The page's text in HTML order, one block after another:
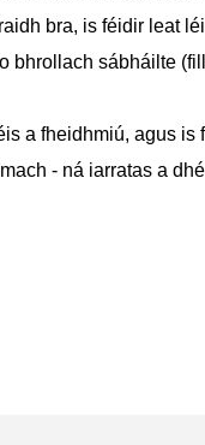
bra, is féidir leat
sábháilte
a fheidhmiú, agus
- ná iarratas a